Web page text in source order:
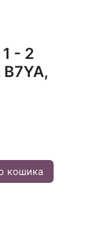
- 2
B7YA,
кошика